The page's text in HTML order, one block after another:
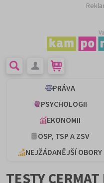
PRÁVA
PSYCHOLOGII
EKONOMII
OSP, TSP A ZSV
NEJŽÁDANĚJŠÍ OBORY
TESTY